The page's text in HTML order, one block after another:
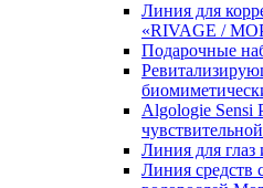
Линия для
«RIVAGE /
Подарочные
Algologie Sensi
Линия для глаз
Линия средств